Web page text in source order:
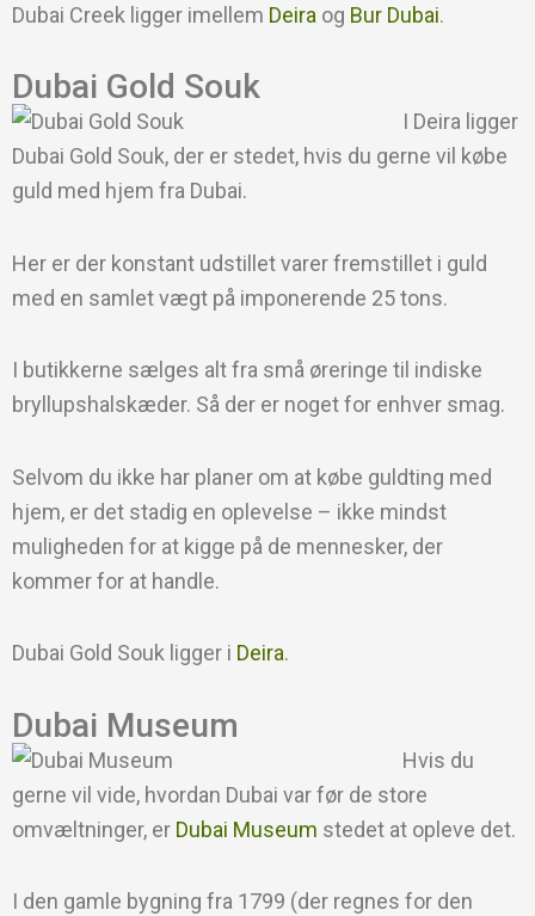
Dubai Creek ligger imellem Deira og Bur Dubai.
Dubai Gold Souk
I Deira ligger
Dubai Gold Souk, der er stedet, hvis du gerne vil købe
guld med hjem fra Dubai.
Her er der konstant udstillet varer fremstillet i guld
med en samlet vægt på imponerende 25 tons.
I butikkerne sælges alt fra små øreringe til indiske
bryllupshalskæder. Så der er noget for enhver smag.
Selvom du ikke har planer om at købe guldting med
hjem, er det stadig en oplevelse – ikke mindst
muligheden for at kigge på de mennesker, der
kommer for at handle.
Dubai Gold Souk ligger i Deira.
Dubai Museum
Hvis du
gerne vil vide, hvordan Dubai var før de store
omvæltninger, er Dubai Museum stedet at opleve det.
I den gamle bygning fra 1799 (der regnes for den